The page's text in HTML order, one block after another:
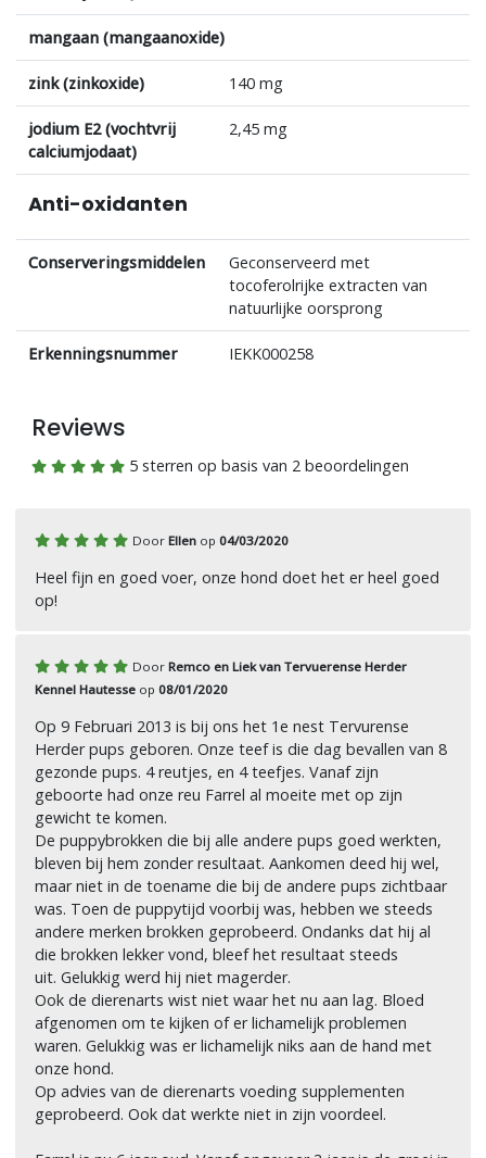
mangaan (mangaanoxide)
zink (zinkoxide) 140 mg
jodium E2 (vochtvrij
calciumjodaat)
2,45 mg
Anti-oxidanten
Conserveringsmiddelen
Geconserveerd met
tocoferolrijke extracten van
natuurlijke oorsprong
Erkenningsnummer IEKK000258
Reviews
5 sterren op basis van 2 beoordelingen
DoorEllen op04/03/2020
Heel fijn en goed voer, onze hond doet het er heel goed
op!
DoorRemco en Liek van Tervuerense Herder
Kennel Hautesse op08/01/2020
Op 9 Februari 2013 is bij ons het 1e nest Tervurense
Herder pups geboren. Onze teef is die dag bevallen van 8
gezonde pups. 4 reutjes, en 4 teefjes. Vanaf zijn
geboorte had onze reu Farrel al moeite met op zijn
gewicht te komen.
De puppybrokken die bij alle andere pups goed werkten,
bleven bij hem zonder resultaat. Aankomen deed hij wel,
maar niet in de toename die bij de andere pups zichtbaar
was. Toen de puppytijd voorbij was, hebben we steeds
andere merken brokken geprobeerd. Ondanks dat hij al
die brokken lekker vond, bleef het resultaat steeds
uit. Gelukkig werd hij niet magerder.
Ook de dierenarts wist niet waar het nu aan lag. Bloed
afgenomen om te kijken of er lichamelijk problemen
waren. Gelukkig was er lichamelijk niks aan de hand met
onze hond.
Op advies van de dierenarts voeding supplementen
geprobeerd. Ook dat werkte niet in zijn voordeel.